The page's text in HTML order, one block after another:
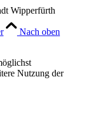
Wipperfürth
Nach oben
Nutzung der